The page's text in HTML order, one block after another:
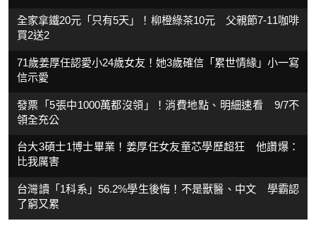
全家拿鐵20元「只有5天」！柳橙綠茶10元 父親節7-11咖啡
買2送2
71歲姜厚任認愛小24歲女友！她3歲確信「累世情緣」小一寫
信示愛
發票「5張中1000萬都沒領」！消費地點、明細速看 9/7不
領全充公
台大3碩士1博士畢業！姜厚任女友童芯學歷超狂 他讚爆：
比我厲害
台灣讀「1科系」56.2%學生後悔！不是獸醫、中文 學霸認
了窮又累